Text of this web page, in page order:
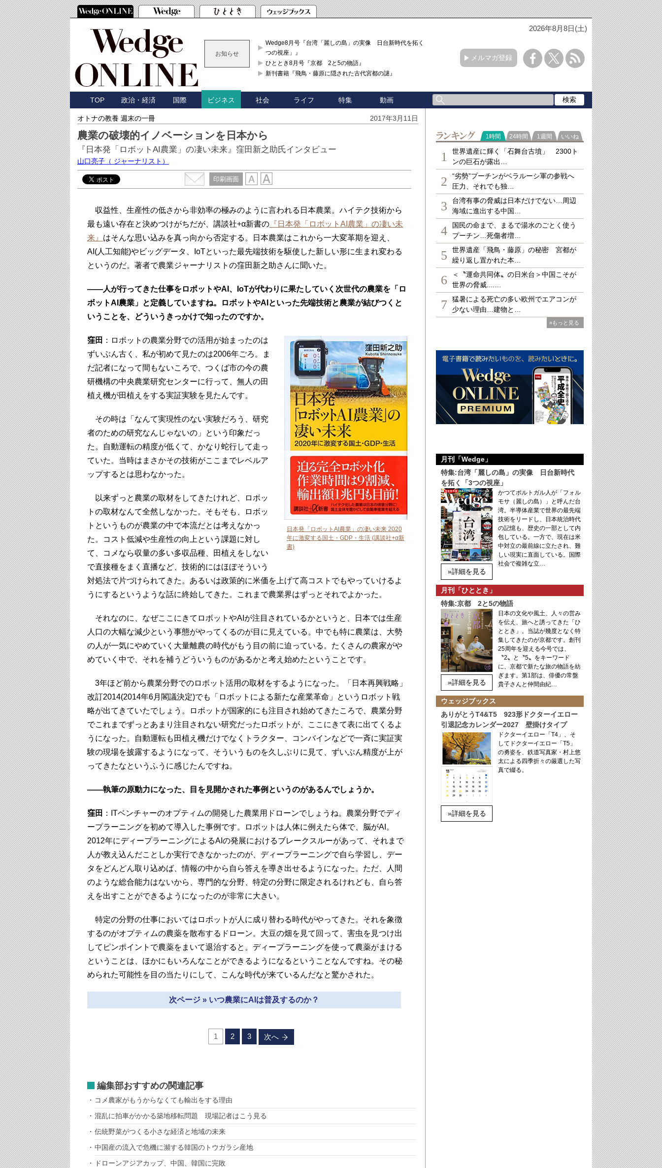
2026年8月8日(土)
お知らせ
Wedge8月号『台湾「麗しの島」の実像 日台新時代を拓く「3
つの視座」』
ひととき8月号『京都 2と5の物語』
新刊書籍『飛鳥・藤原に隠された古代宮都の謎』
メルマガ登録
TOP 政治・経済 国際 ビジネス 社会 ライフ 特集 動画
オトナの教養 週末の一冊 2017年3月11日
農業の破壊的イノベーションを日本から
『日本発「ロボットAI農業」の凄い未来』窪田新之助氏インタビュー
山口亮子 （ ジャーナリスト）
印刷画面
収益性、生産性の低さから非効率の極みのように言われる日本農業。ハイテク技術から
最も遠い存在と決めつけがちだが、講談社+α新書の 『日本発「ロボットAI農業」の凄い未
来』 はそんな思い込みを真っ向から否定する。日本農業はこれから一大変革期を迎え、
AI(人工知能)やビッグデータ、IoTといった最先端技術を駆使した新しい形に生まれ変わる
というのだ。著者で農業ジャーナリストの窪田新之助さんに聞いた。
――人が行ってきた仕事をロボットやAI、IoTが代わりに果たしていく次世代の農業を「ロ
ボットAI農業」と定義していますね。ロボットやAIといった先端技術と農業が結びつくと
いうことを、どういうきっかけで知ったのですか。
日本発「ロボットAI農業」の凄い未来 2020
年に激変する国土・GDP・生活 (講談社+α新
書)
窪田 ：ロボットの農業分野での活用が始まったのは
ずいぶん古く、私が初めて見たのは2006年ごろ。ま
だ記者になって間もないころで、つくば市の今の農
研機構の中央農業研究センターに行って、無人の田
植え機が田植えをする実証実験を見たんです。
その時は「なんて実現性のない実験だろう、研究
者のための研究なんじゃないの」という印象だっ
た。自動運転の精度が低くて、かなり蛇行して走っ
ていた。当時はまさかその技術がここまでレベルア
ップするとは思わなかった。
以来ずっと農業の取材をしてきたけれど、ロボッ
トの取材なんて全然しなかった。そもそも、ロボッ
トというものが農業の中で本流だとは考えなかっ
た。コスト低減や生産性の向上という課題に対し
て、コメなら収量の多い多収品種、田植えをしない
で直接種をまく直播など、技術的にはほぼそういう
対処法で片づけられてきた。あるいは政策的に米価を上げて高コストでもやっていけるよ
うにするというような話に終始してきた。これまで農業界はずっとそれでよかった。
それなのに、なぜここにきてロボットやAIが注目されているかというと、日本では生産
人口の大幅な減少という事態がやってくるのが目に見えている。中でも特に農業は、大勢
の人が一気にやめていく大量離農の時代がもう目の前に迫っている。たくさんの農家がや
めていく中で、それを補うどういうものがあるかと考え始めたということです。
3年ほど前から農業分野でのロボット活用の取材をするようになった。「日本再興戦略」
改訂2014(2014年6月閣議決定)でも「ロボットによる新たな産業革命」というロボット戦
略が出てきていたでしょう。ロボットが国家的にも注目され始めてきたころで、農業分野
でこれまでずっとあまり注目されない研究だったロボットが、ここにきて表に出てくるよ
うになった。自動運転も田植え機だけでなくトラクター、コンバインなどで一斉に実証実
験の現場を披露するようになって、そういうものを久しぶりに見て、ずいぶん精度が上が
ってきたなというふうに感じたんですね。
――執筆の原動力になった、目を見開かされた事例というのがあるんでしょうか。
窪田 ：ITベンチャーのオプティムの開発した農業用ドローンでしょうね。農業分野でディ
ープラーニングを初めて導入した事例です。ロボットは人体に例えたら体で、脳がAI。
2012年にディープラーニングによるAIの発展におけるブレークスルーがあって、それまで
人が教え込んだことしか実行できなかったのが、ディープラーニングで自ら学習し、デー
タをどんどん取り込めば、情報の中から自ら答えを導き出せるようになった。ただ、人間
のような総合能力はないから、専門的な分野、特定の分野に限定されるけれども、自ら答
えを出すことができるようになったのが非常に大きい。
特定の分野の仕事においてはロボットが人に成り替わる時代がやってきた。それを象徴
するのがオプティムの農薬を散布するドローン。大豆の畑を見て回って、害虫を見つけ出
してピンポイントで農薬をまいて退治すると。ディープラーニングを使って農薬がまける
ということは、ほかにもいろんなことができるようになるということなんですね。その秘
められた可能性を目の当たりにして、こんな時代が来ているんだなと驚かされた。
次ページ » いつ農業にAIは普及するのか？
1 2 3 次へ
編集部おすすめの関連記事
コメ農家がもうからなくても輸出をする理由
混乱に拍車がかかる築地移転問題 現場記者はこう見る
伝統野菜がつくる小さな経済と地域の未来
中国産の流入で危機に瀕する韓国のトウガラシ産地
ドローンアジアカップ、中国、韓国に完敗
ランキング
1時間 24時間 1週間 いいね
1
世界遺産に輝く「石舞台古墳」 2300ト
ンの巨石が露出…
2
“劣勢”プーチンがベラルーシ軍の参戦へ
圧力、それでも独…
3
台湾有事の脅威は日本だけでない…周辺
海域に進出する中国…
4
国民の命まで、まるで湯水のごとく使う
プーチン…死傷者増…
5
世界遺産「飛鳥・藤原」の秘密 宮都が
繰り返し置かれた本…
6
＜〝運命共同体〟の日米台＞中国こそが
世界の脅威....…
7
猛暑による死亡の多い欧州でエアコンが
少ない理由…建物と…
»もっと見る
月刊「Wedge」
特集:台湾「麗しの島」の実像 日台新時代
を拓く「3つの視座」
»詳細を見る
かつてポルトガル人が「フォル
モサ（麗しの島）」と呼んだ台
湾。半導体産業で世界の最先端
技術をリードし、日本統治時代
の記憶も、歴史の一部として内
包している。一方で、現在は米
中対立の最前線に立たされ、難
しい現実に直面している。国際
社会で複雑な立…
月刊「ひととき」
特集:京都 2と5の物語
»詳細を見る
日本の文化や風土、人々の営み
を伝え、旅へと誘ってきた「ひ
ととき」。当誌が幾度となく特
集してきたのが京都です。創刊
25周年を迎える今号では、
〝2〟と〝5〟をキーワード
に、京都で新たな旅の物語を紡
ぎます。第1部は、俳優の常盤
貴子さんと仲間由紀…
ウェッジブックス
ありがとうT4&T5 923形ドクターイエロー
引退記念カレンダー2027 壁掛けタイプ
»詳細を見る
ドクターイエロー「T4」、そ
してドクターイエロー「T5」
の勇姿を、鉄道写真家・村上悠
太による四季折々の厳選した写
真で綴る。